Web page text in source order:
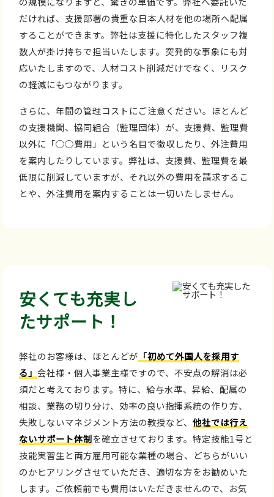
だければ、支援部署の貴重な日本人材を他の場所へ配属
することができます。弊社は支援に特化したスタッフ複
数人が掛け持ちで担当いたします。突発的な事象にも対
応いたしますので、人材コスト削減だけでなく、リスク
の軽減にもつながります。
さらに、年間の管理コストにご注意ください。ほとんど
の支援機関、協同組合（監理団体）が、支援費、監理費
以外に「○○費用」という名目で徴収したり、外注費用
を案内したりしています。弊社は、支援費、監理費を最
低限に削減していますが、それ以外の費用を請求するこ
とや、外注費用を案内することは一切いたしません。
安くても充実し
たサポート！
弊社のお客様は、ほとんどが 「初めて外国人を採用す
る」会社様・個人事業主様ですので、不安点の解消は必
須だと考えております。特に、給与水準、昇給、配属の
相談、業務の切り分け、効率の良い指揮系統の作り方、
失敗しないマネジメント方法の教授など、他社では行え
ないサポート体制を確立させております。特定技能1号と
技能実習生と両方雇用可能な業種の場合、どちらがいい
のかヒアリングさせていただき、適切な方をお勧めいた
します。ご依頼前でも費用はいただきませんので、お気